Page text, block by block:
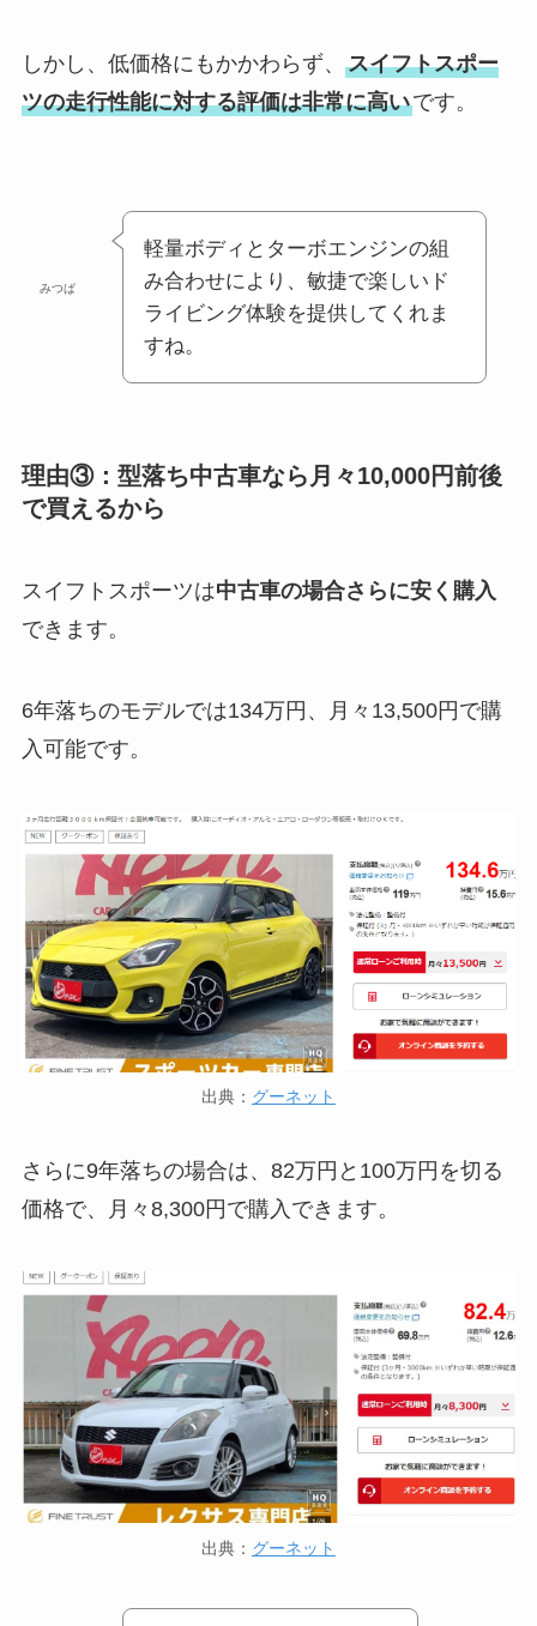
しかし、低価格にもかかわらず、 スイフトスポー
ツの走行性能に対する評価は非常に高いです。
みつば
軽量ボディとターボエンジンの組
み合わせにより、敏捷で楽しいド
ライビング体験を提供してくれま
すね。
理由③：型落ち中古車なら月々10,000円前後
で買えるから
スイフトスポーツは中古車の場合さらに安く購入
できます。
6年落ちのモデルでは134万円、月々13,500円で購
入可能です。
出典： グーネット
さらに9年落ちの場合は、82万円と100万円を切る
価格で、月々8,300円で購入できます。
出典： グーネット